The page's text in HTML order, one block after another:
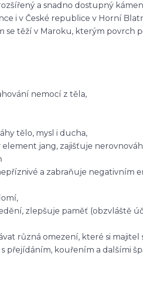
a snadno dostupný
i v České republice v Horní
se těží v Maroku, kterým povrch
nemocí z těla,
tělo, mysl i ducha,
element jang, zajišťuje
a zabraňuje negativním
zlepšuje paměť (obzvláště
různá omezení, které si majitel
přejídáním, kouřením a dalšími